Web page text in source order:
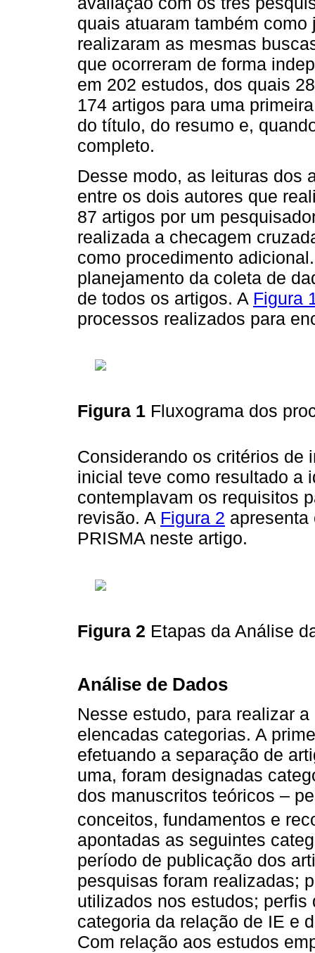
quais atuaram também
realizaram as mesmas
que ocorreram de forma
em 202 estudos, dos quais
174 artigos para uma
do título, do resumo e,
completo.
Desse modo, as leituras dos
entre os dois autores que
87 artigos por um
realizada a checagem
como procedimento
planejamento da coleta de
de todos os artigos. A Figura
processos realizados para
Figura 1 Fluxograma dos
Considerando os critérios de
inicial teve como resultado a
contemplavam os requisitos
revisão. A Figura 2 apresenta
PRISMA neste artigo.
Figura 2 Etapas da Análise
Análise de Dados
Nesse estudo, para realizar
elencadas categorias. A
efetuando a separação de
uma, foram designadas
dos manuscritos teóricos –
conceitos, fundamentos e
apontadas as seguintes
período de publicação dos
pesquisas foram realizadas;
utilizados nos estudos;
categoria da relação de IE e
Com relação aos estudos